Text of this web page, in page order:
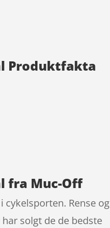
Produktfakta
fra Muc-Off
cykelsporten. Rense og
solgt de de bedste